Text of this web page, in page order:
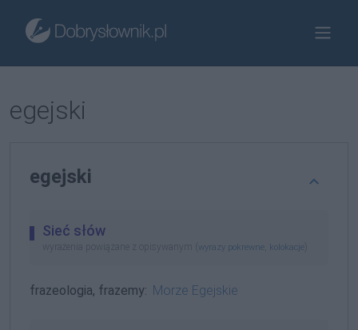
egejski
egejski
Sieć słów
wyrażenia powiązane z opisywanym ( wyrazy pokrewne kolokacje
frazeologia, frazemy: Morze Egejskie